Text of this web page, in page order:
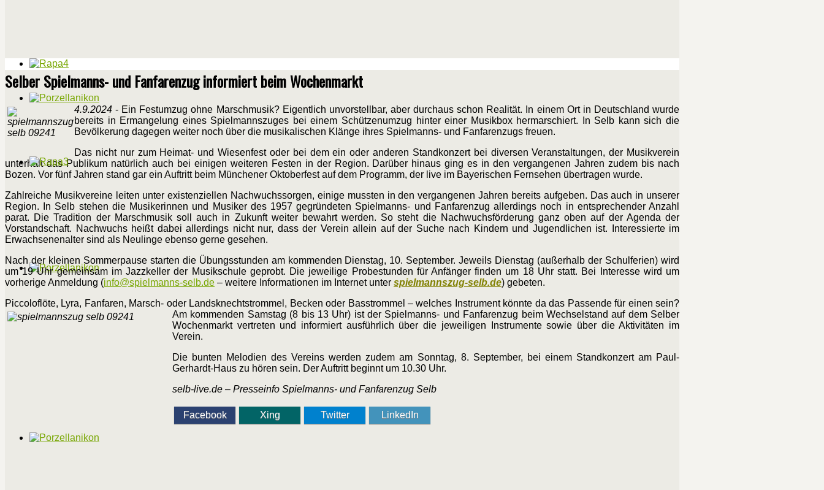
Selber Spielmanns- und Fanfarenzug informiert beim Wochenmarkt
4.9.2024 - Ein Festumzug ohne Marschmusik? Eigentlich unvorstellbar, aber durchaus schon Realität. In einem Ort in Deutschland wurde
bereits in Ermangelung eines Spielmannszuges bei einem Schützenumzug hinter einer Musikbox hermarschiert. In Selb kann sich die
Bevölkerung dagegen weiter noch über die musikalischen Klänge ihres Spielmanns- und Fanfarenzugs freuen.
Das nicht nur zum Heimat- und Wiesenfest oder bei dem ein oder anderen Standkonzert bei diversen Veranstaltungen, der Musikverein
unterhält das Publikum natürlich auch bei einigen weiteren Festen in der Region. Darüber hinaus ging es in den vergangenen Jahren zudem bis nach
Bozen. Vor fünf Jahren stand gar ein Auftritt beim Münchener Oktoberfest auf dem Programm, der live im Bayerischen Fernsehen übertragen wurde.
Zahlreiche Musikvereine leiten unter existenziellen Nachwuchssorgen, einige mussten in den vergangenen Jahren bereits aufgeben. Das auch in unserer
Region. In Selb stehen die Musikerinnen und Musiker des 1957 gegründeten Spielmanns- und Fanfarenzug allerdings noch in entsprechender Anzahl
parat. Die Tradition der Marschmusik soll auch in Zukunft weiter bewahrt werden. So steht die Nachwuchsförderung ganz oben auf der Agenda der
Vorstandschaft. Nachwuchs heißt dabei allerdings nicht nur, dass der Verein allein auf der Suche nach Kindern und Jugendlichen ist. Interessierte im
Erwachsenenalter sind als Neulinge ebenso gerne gesehen.
Nach der kleinen Sommerpause starten die Übungsstunden am kommenden Dienstag, 10. September. Jeweils Dienstag (außerhalb der Schulferien) wird
um 19 Uhr gemeinsam im Jazzkeller der Musikschule geprobt. Die jeweilige Probestunden für Anfänger finden um 18 Uhr statt. Bei Interesse wird um
vorherige Anmeldung (info@spielmanns-selb.de – weitere Informationen im Internet unter spielmannszug-selb.de) gebeten.
Piccoloflöte, Lyra, Fanfaren, Marsch- oder Landsknechtstrommel, Becken oder Basstrommel – welches Instrument könnte da das Passende für einen sein?
Am kommenden Samstag (8 bis 13 Uhr) ist der Spielmanns- und Fanfarenzug beim Wechselstand auf dem Selber
Wochenmarkt vertreten und informiert ausführlich über die jeweiligen Instrumente sowie über die Aktivitäten im
Verein.
Die bunten Melodien des Vereins werden zudem am Sonntag, 8. September, bei einem Standkonzert am Paul-
Gerhardt-Haus zu hören sein. Der Auftritt beginnt um 10.30 Uhr.
selb-live.de – Presseinfo Spielmanns- und Fanfarenzug Selb
Facebook Xing Twitter LinkedIn